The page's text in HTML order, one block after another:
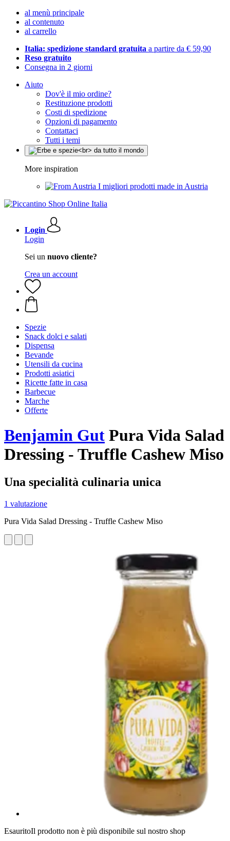
al menù principale
al contenuto
al carrello
Italia: spedizione standard gratuita a partire da € 59,90
Reso gratuito
Consegna in 2 giorni
Aiuto
Dov'è il mio ordine?
Restituzione prodotti
Costi di spedizione
Opzioni di pagamento
Contattaci
Tutti i temi
More inspiration
I migliori prodotti made in Austria
Login
Login
Sei un nuovo cliente?
Crea un account
Spezie
Snack dolci e salati
Dispensa
Bevande
Utensili da cucina
Prodotti asiatici
Ricette fatte in casa
Barbecue
Marche
Offerte
Benjamin Gut Pura Vida Salad
Dressing - Truffle Cashew Miso
Una specialità culinaria unica
1 valutazione
Pura Vida Salad Dressing - Truffle Cashew Miso
EsauritoIl prodotto non è più disponibile sul nostro shop